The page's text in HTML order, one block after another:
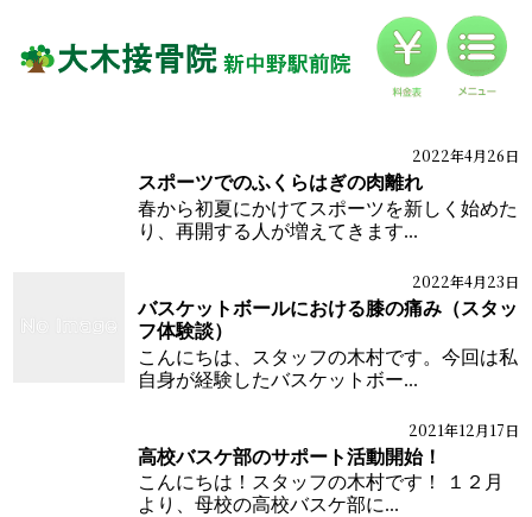
対応症状一覧
2022年4月26日
スポーツでのふくらはぎの肉離れ
春から初夏にかけてスポーツを新しく始めた
り、再開する人が増えてきます...
2022年4月23日
バスケットボールにおける膝の痛み（スタッ
フ体験談）
こんにちは、スタッフの木村です。今回は私
自身が経験したバスケットボー...
2021年12月17日
高校バスケ部のサポート活動開始！
こんにちは！スタッフの木村です！ １２月
より、母校の高校バスケ部に...